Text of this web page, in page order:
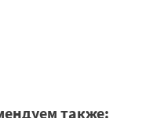
также: